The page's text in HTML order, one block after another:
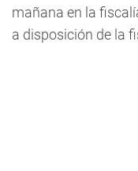
mañana en la
a disposición de la